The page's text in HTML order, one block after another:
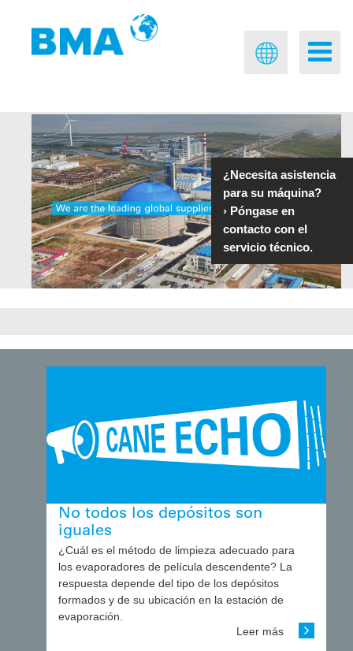
No todos los depósitos son
iguales
¿Cuál es el método de limpieza adecuado para
los evaporadores de película descendente? La
respuesta depende del tipo de los depósitos
formados y de su ubicación en la estación de
evaporación.
Leer más
¿Necesita asistencia
para su máquina?
› Póngase en
contacto con el
servicio técnico.